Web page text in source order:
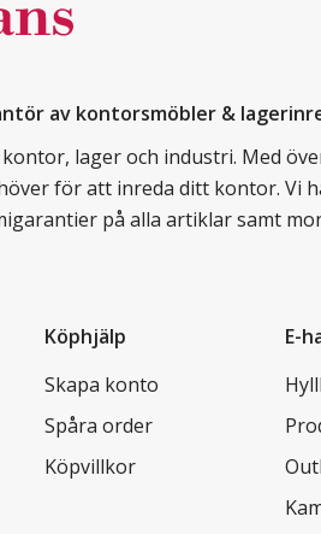
av kontorsmöbler &
lager och industri. Med
för att inreda ditt kontor. Vi
på alla artiklar samt
Köphjälp
Skapa konto
Spåra order
Köpvillkor
E-